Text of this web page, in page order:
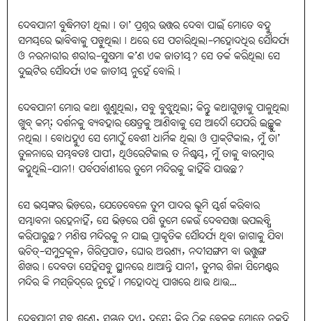
ଦେବଯାନୀ ବୁଦ୍ଧିମତୀ ଥିଲା। ତା’ ପ୍ରଶ୍ନର ଉତ୍ତର ଦେବା ପାଇଁ ମୋତେ ବହୁ
ସମୟରେ ଭାବିବାକୁ ପଡ଼ୁଥିଲା। ଥରେ ସେ ପଚାରିଥିଲା-ମହୋଦଧିର ସୌନ୍ଦର୍ଯ୍ୟ
ଓ ନରନାରୀର ଶରୀର-ସୁଷମା କ’ଣ ଏକ ଜାତୀୟ? ସେ ତର୍କ କରିଥିଲା ସେ
ଦୁଇଟିର ସୌନ୍ଦର୍ଯ୍ୟ ଏକ ଜାତୀୟ ନୁହେଁ ବୋଲି।
ଦେବଯାନୀ ମୋର କଥା ଶୁଣୁଥିଲା, ସବୁ ବୁଝୁଥିଲା; କିନ୍ତୁ କଥାଗୁଡ଼ାକୁ ପାଳୁଥିଲା
ଖୁବ୍‌ କମ୍‌; ଦର୍ଶନକୁ ବ୍ୟବହାର କ୍ଷେତ୍ରକୁ ଆଣିବାକୁ ସେ ଆଦୌ ଯେପରି ଇଚ୍ଛୁକ
ନଥିଲା। ବୋଧହୁଏ ସେ ମୋଠୁଁ ବେଶୀ ଧାର୍ମିକ ଥିଲା ଓ ପ୍ରାକ୍‌ଟିକାଲ, ମୁଁ ତା’
ତୁଳନାରେ ସମ୍ଭବତଃ ପାପୀ, ଥିଓରେଟିକାଲ ତ ନିଶ୍ଚୟ, ମୁଁ ତାକୁ ବାରମ୍ବାର
କହୁଥିଲି-ଯାନୀ! ପର୍ବପର୍ବାଣୀରେ ତୁମେ ମନ୍ଦିରକୁ କାହିଁକି ଯାଉଛ?
ସେ ଭୟଙ୍କର ଭିଡ଼ରେ, ଯେତେବେଳେ ତୁମ ପାଦର ଭୂମି ସ୍ପର୍ଶ କରିବାର
ସମ୍ଭାବନା ରହେନାହିଁ, ସେ ଭିଡ଼ରେ ପଶି ତୁମେ କେଉଁ ଦେବସତ୍ତା ଉପଲବ୍ଧି
କରିପାରୁଛ? ମଣିଷ ମନ୍ଦିରକୁ ନ ଯାଇ ପ୍ରାକୃତିକ ସୌନ୍ଦର୍ଯ୍ୟ ଥିବା ଜାଗାକୁ ଯିବା
ଉଚିତ୍‌-ସମୁଦ୍ରକୂଳ, ଗିରିପ୍ରପାତ, ଘୋର ଅରଣ୍ୟ, ନଦୀସଙ୍ଗମ ବା ଉତ୍ତୁଙ୍ଗ
ଶିଖର। ଦେବତା ସେହିସବୁ ସ୍ଥାନରେ ଥାଆନ୍ତି ଯାନୀ, ତୁମର ଶିଳା ସିମେଣ୍ଟର
ମନ୍ଦିର କି ମସ୍‌ଜିଦ୍‌ରେ ନୁହେଁ। ମହୋଦଧି ପାଖରେ ଥାଉ ଥାଉ…